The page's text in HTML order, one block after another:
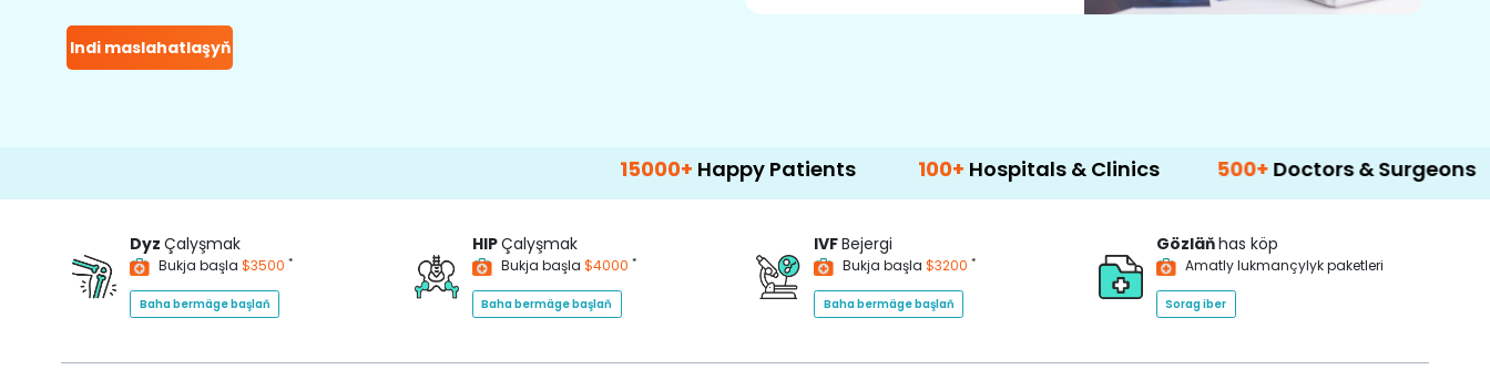
Indi maslahatlaşyň
Happy Patients 100+ Hospitals & Clinics 500+ Doctors & Surgeons 14+
Dyz Çalyşmak
Bukja başla $3500 *
Baha bermäge başlaň
HIPÇalyşmak
Bukja başla $4000 *
Baha bermäge başlaň
IVFBejergi
Bukja başla $3200 *
Baha bermäge başlaň
Gözläňhas köp
Amatly lukmançylyk paketleri
Sorag iber